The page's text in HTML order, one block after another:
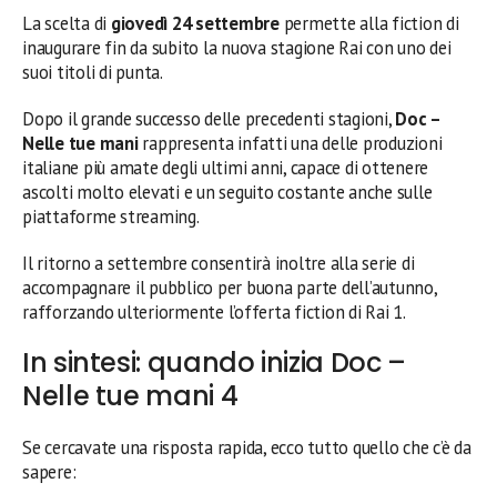
La scelta di giovedì 24 settembrepermette alla fiction di
inaugurare fin da subito la nuova stagione Rai con uno dei
suoi titoli di punta.
Dopo il grande successo delle precedenti stagioni,Doc –
Nelle tue manirappresenta infatti una delle produzioni
italiane più amate degli ultimi anni, capace di ottenere
ascolti molto elevati e un seguito costante anche sulle
piattaforme streaming.
Il ritorno a settembre consentirà inoltre alla serie di
accompagnare il pubblico per buona parte dell’autunno,
rafforzando ulteriormente l’offerta fiction di Rai 1.
In sintesi: quando inizia Doc –
Nelle tue mani 4
Se cercavate una risposta rapida, ecco tutto quello che c’è da
sapere: